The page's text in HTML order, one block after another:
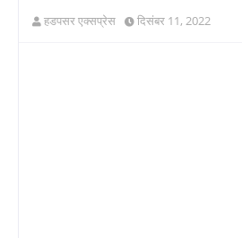
हडपसर एक्सप्रेस दिसंबर 11, 2022